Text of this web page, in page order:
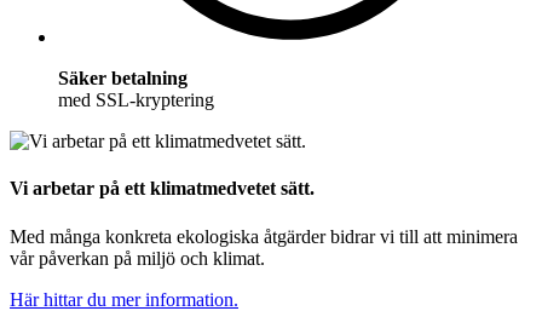
Säker betalning
med SSL-kryptering
Vi arbetar på ett klimatmedvetet sätt.
Med många konkreta ekologiska åtgärder bidrar vi till att minimera
vår påverkan på miljö och klimat.
Här hittar du mer information.